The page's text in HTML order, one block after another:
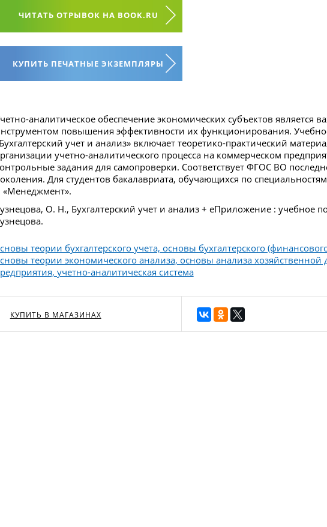
ЧИТАТЬ ОТРЫВОК НА BOOK.RU
КУПИТЬ ПЕЧАТНЫЕ ЭКЗЕМПЛЯРЫ
аналитическое обеспечение экономических субъектов является
повышения эффективности их функционирования.
учет и анализ» включает теоретико-практический
учетно-аналитического процесса на коммерческом
задания для самопроверки. Соответствует ФГОС ВО
Для студентов бакалавриата, обучающихся по
«Менеджмент».
О. Н., Бухгалтерский учет и анализ + еПриложение : учебное
теории бухгалтерского учета, основы бухгалтерского
теории экономического анализа, основы анализа хозяйственной
учетно-аналитическая система
КУПИТЬ В МАГАЗИНАХ